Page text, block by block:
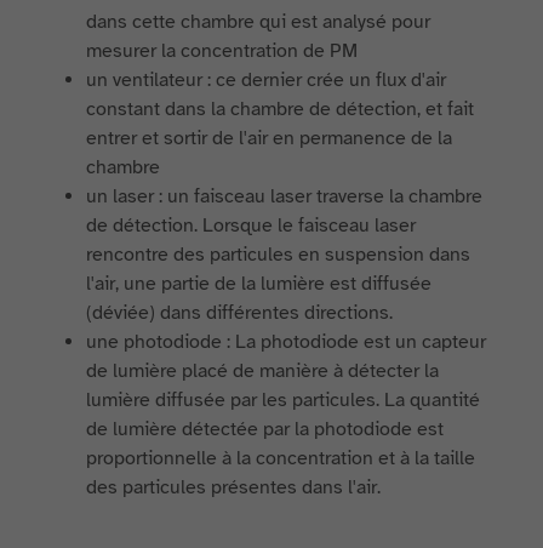
dans cette chambre qui est analysé pour
mesurer la concentration de PM
un ventilateur : ce dernier crée un flux d'air
constant dans la chambre de détection, et fait
entrer et sortir de l'air en permanence de la
chambre
un laser : un faisceau laser traverse la chambre
de détection. Lorsque le faisceau laser
rencontre des particules en suspension dans
l'air, une partie de la lumière est diffusée
(déviée) dans différentes directions.
une photodiode : La photodiode est un capteur
de lumière placé de manière à détecter la
lumière diffusée par les particules. La quantité
de lumière détectée par la photodiode est
proportionnelle à la concentration et à la taille
des particules présentes dans l'air.